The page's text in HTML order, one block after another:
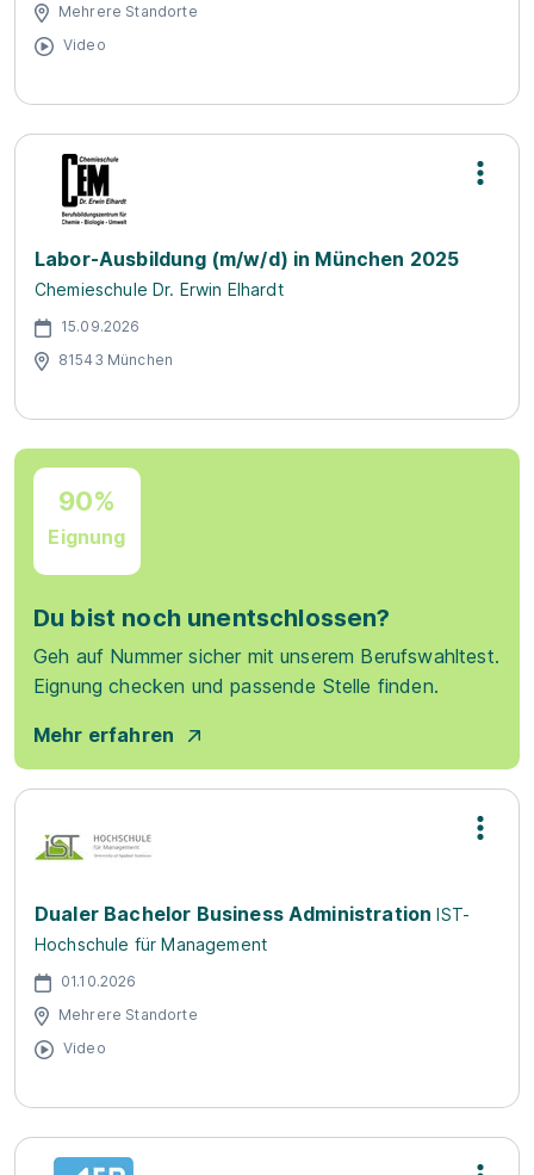
Mehrere Standorte
Video
Labor-Ausbildung (m/w/d) in München 2025
Chemieschule Dr. Erwin Elhardt
15.09.2026
81543 München
90%
Eignung
Du bist noch unentschlossen?
Geh auf Nummer sicher mit unserem Berufswahltest.
Eignung checken und passende Stelle finden.
Mehr erfahren
Dualer Bachelor Business Administration IST-
Hochschule für Management
01.10.2026
Mehrere Standorte
Video